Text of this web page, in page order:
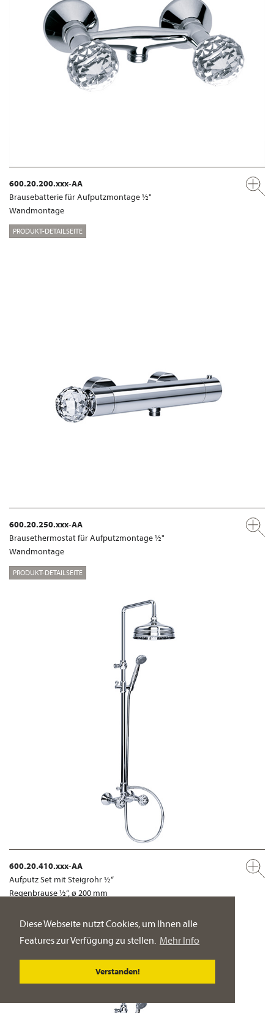
Diese Webseite nutzt Cookies, um Ihnen alle
Features zur Verfügung zu stellen. Mehr Info
Verstanden!
600.20.200.xxx-AA
Brausebatterie für Aufputzmontage ½"
Wandmontage
PRODUKT-DETAILSEITE
600.20.250.xxx-AA
Brausethermostat für Aufputzmontage ½"
Wandmontage
PRODUKT-DETAILSEITE
600.20.410.xxx-AA
Aufputz Set mit Steigrohr ½“
Regenbrause ½“, ø 200 mm